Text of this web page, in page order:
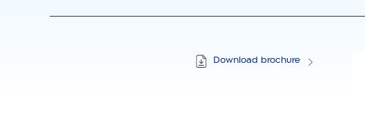
Download brochure